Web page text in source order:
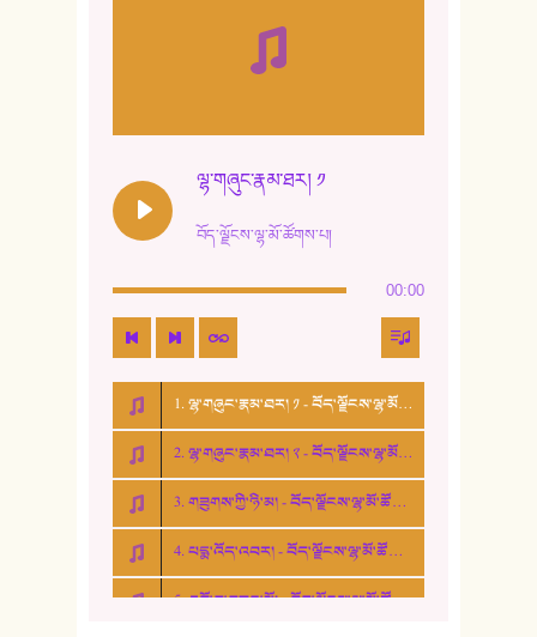
10. ཆང་གཞས། ༣
15. ཤམ་པ་ལ་ཡི་སྲས་མོ།
16. ལྷ་བུ་དར་བུ།
17. ང་བོད་པ་ཡིན། - ཕུར་བུ་རྣམ་རྒྱལ།
18. ང་ལ་བྱམས་པའི་ཨ་མ།
19. ཆ་རྐྱེན་མེད་པའི་སེམས།
20. བསྟན་རྒྱས་གླིང་།
ལྷ་གཞུང་རྣམ་ཐར། ༡
བོད་ལྗོངས་ལྷ་མོ་ཚོགས་པ།
00:00
1. ལྷ་གཞུང་རྣམ་ཐར། ༡ - བོད་ལྗོངས་ལྷ་མོ་ཚོགས་པ།
2. ལྷ་གཞུང་རྣམ་ཐར། ༢ - བོད་ལྗོངས་ལྷ་མོ་ཚོགས་པ།
3. གཟུགས་ཀྱི་ཉི་མ། - བོད་ལྗོངས་ལྷ་མོ་ཚོགས་པ།
4. པདྨ་འོད་འབར། - བོད་ལྗོངས་ལྷ་མོ་ཚོགས་པ།
5. འགྲོ་བ་བཟང་མོ། - བོད་ལྗོངས་ལྷ་མོ་ཚོགས་པ།